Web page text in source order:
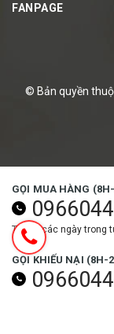
FANPAGE
© Bản quyền
GỌI MUA HÀNG
Tất cả các ngày trong
GỌI KHIẾU NẠI (8H-